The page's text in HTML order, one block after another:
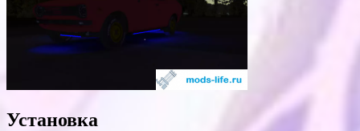
Установка